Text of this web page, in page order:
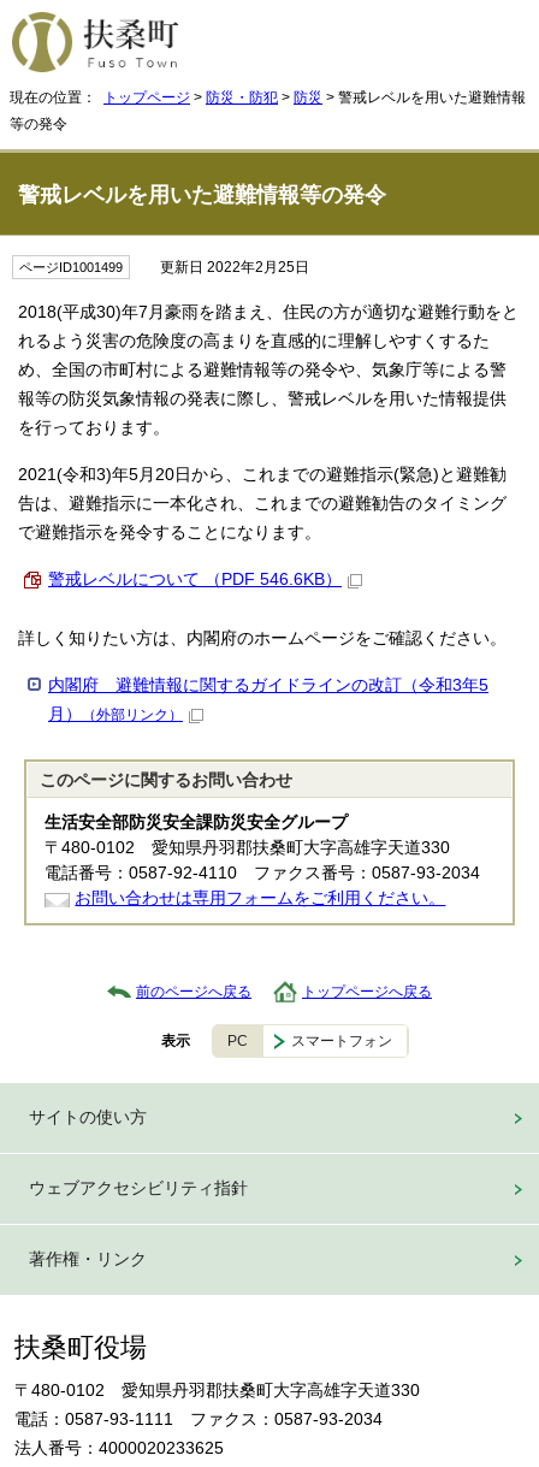
現在の位置： トップページ > 防災・防犯 > 防災 > 警戒レベルを用いた避難情報
等の発令
警戒レベルを用いた避難情報等の発令
ページID1001499 更新日 2022年2月25日
2018(平成30)年7月豪雨を踏まえ、住民の方が適切な避難行動をと
れるよう災害の危険度の高まりを直感的に理解しやすくするた
め、全国の市町村による避難情報等の発令や、気象庁等による警
報等の防災気象情報の発表に際し、警戒レベルを用いた情報提供
を行っております。
2021(令和3)年5月20日から、これまでの避難指示(緊急)と避難勧
告は、避難指示に一本化され、これまでの避難勧告のタイミング
で避難指示を発令することになります。
警戒レベルについて （PDF 546.6KB）
詳しく知りたい方は、内閣府のホームページをご確認ください。
内閣府 避難情報に関するガイドラインの改訂（令和3年5
月）
（外部リンク）
このページに関するお問い合わせ
生活安全部防災安全課防災安全グループ
〒480-0102 愛知県丹羽郡扶桑町大字高雄字天道330
電話番号：0587-92-4110 ファクス番号：0587-93-2034
お問い合わせは専用フォームをご利用ください。
前のページへ戻る トップページへ戻る
表示 PC スマートフォン
サイトの使い方
ウェブアクセシビリティ指針
著作権・リンク
扶桑町役場
〒480-0102 愛知県丹羽郡扶桑町大字高雄字天道330
電話：0587-93-1111 ファクス：0587-93-2034
法人番号：4000020233625